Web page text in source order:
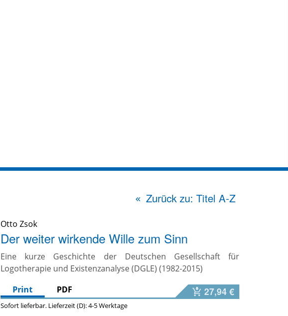
Zurück zu: Titel A-Z
Otto Zsok
Der weiter wirkende Wille zum Sinn
Eine kurze Geschichte der Deutschen Gesellschaft für
Logotherapie und Existenzanalyse (DGLE) (1982-2015)
Print
PDF 27,94 €
Sofort lieferbar. Lieferzeit (D): 4-5 Werktage